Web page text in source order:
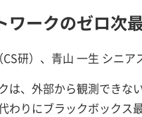
ワークのゼロ次
研）、青山 一生 シニア
は、外部から観測できな
わりにブラックボックス